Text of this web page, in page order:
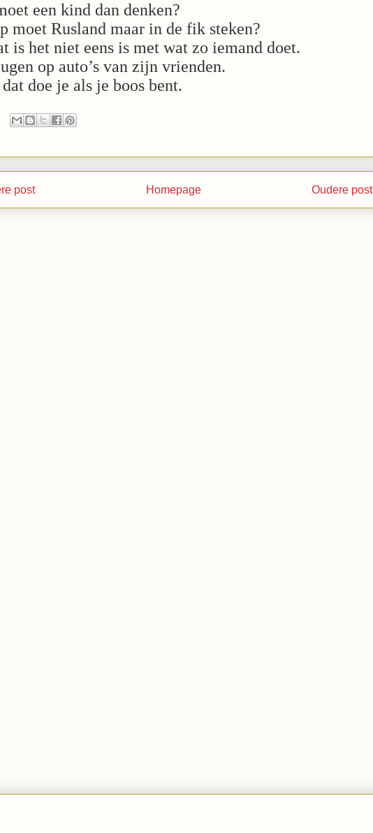
een kind dan denken?
moet Rusland maar in de fik steken?
is het niet eens is met wat zo iemand doet.
op auto’s van zijn vrienden.
doe je als je boos bent.
post Oudere post
Homepage